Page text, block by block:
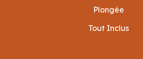
Plongée
Tout Inclus